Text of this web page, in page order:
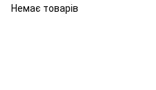
Немає товарів